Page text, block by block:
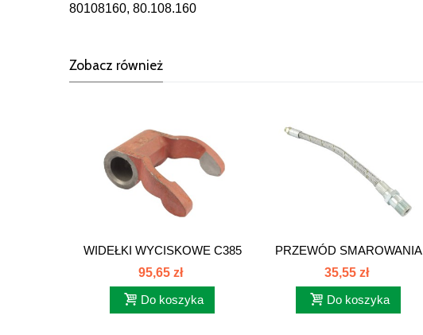
80108160, 80.108.160
Zobacz również
WIDEŁKI WYCISKOWE C385
80108004
95,65 zł
Do koszyka
PRZEWÓD SMAROWANIA
ŁOŻ.C385...
35,55 zł
Do koszyka